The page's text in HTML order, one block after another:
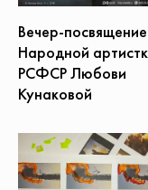
Вечер-посвящение
Народной
РСФСР Любови
Кунаковой